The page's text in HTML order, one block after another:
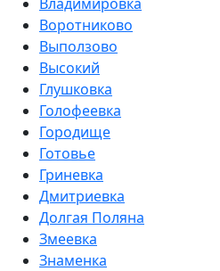
Воротниково
Выползово
Высокий
Глушковка
Голофеевка
Городище
Готовье
Гриневка
Дмитриевка
Долгая Поляна
Змеевка
Знаменка